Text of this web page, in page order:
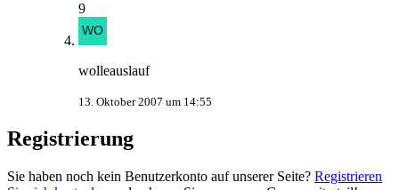
9
wolleauslauf
13. Oktober 2007 um 14:55
Registrierung
Sie haben noch kein Benutzerkonto auf unserer Seite? Registrieren